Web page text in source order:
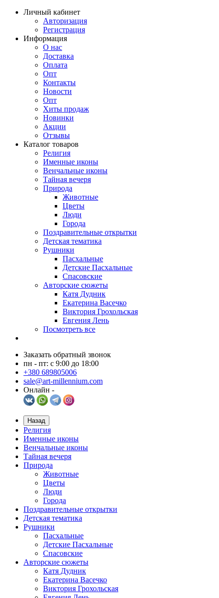
Личный кабинет
Авторизация
Регистрация
Информация
О нас
Доставка
Оплата
Опт
Контакты
Новости
Опт
Хиты продаж
Новинки
Акции
Отзывы
Каталог товаров
Религия
Именные иконы
Венчальные иконы
Тайная вечеря
Природа
Животные
Цветы
Люди
Города
Поздравительные открытки
Детская тематика
Рушники
Пасхальные
Детские Пасхальные
Спасовские
Авторские сюжеты
Катя Дудник
Екатерина Васечко
Виктория Грохольская
Евгения Лень
Посмотреть все
Заказать обратный звонок
пн - пт: с 9:00 до 18:00
+380 689805006
sale@art-millennium.com
Онлайн -
Назад
Религия
Именные иконы
Венчальные иконы
Тайная вечеря
Природа
Животные
Цветы
Люди
Города
Поздравительные открытки
Детская тематика
Рушники
Пасхальные
Детские Пасхальные
Спасовские
Авторские сюжеты
Катя Дудник
Екатерина Васечко
Виктория Грохольская